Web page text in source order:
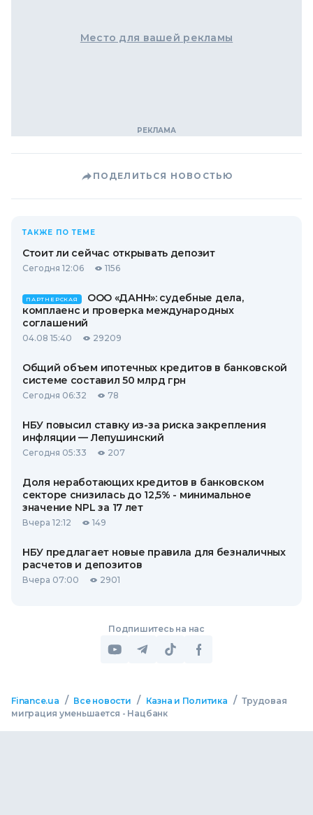
Место для вашей рекламы
ПОДЕЛИТЬСЯ НОВОСТЬЮ
ТАКЖЕ ПО ТЕМЕ
Стоит ли сейчас открывать депозит
Сегодня 12:06 1156
ПАРТНЕРСКАЯ
ООО «ДАНН»: судебные дела,
комплаенс и проверка международных
соглашений
04.08 15:40 29209
Общий объем ипотечных кредитов в банковской
системе составил 50 млрд грн
Сегодня 06:32 78
НБУ повысил ставку из-за риска закрепления
инфляции — Лепушинский
Сегодня 05:33 207
Доля неработающих кредитов в банковском
секторе снизилась до 12,5% - минимальное
значение NPL за 17 лет
Вчера 12:12 149
НБУ предлагает новые правила для безналичных
расчетов и депозитов
Вчера 07:00 2901
Подпишитесь на нас
Finance.ua / Все новости / Казна и Политика / Трудовая
миграция уменьшается - Нацбанк